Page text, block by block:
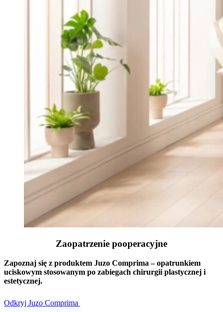
Zaopatrzenie pooperacyjne
Zapoznaj się z produktem Juzo Comprima – opatrunkiem
uciskowym stosowanym po zabiegach chirurgii plastycznej i
estetycznej.
Odkryj Juzo Comprima